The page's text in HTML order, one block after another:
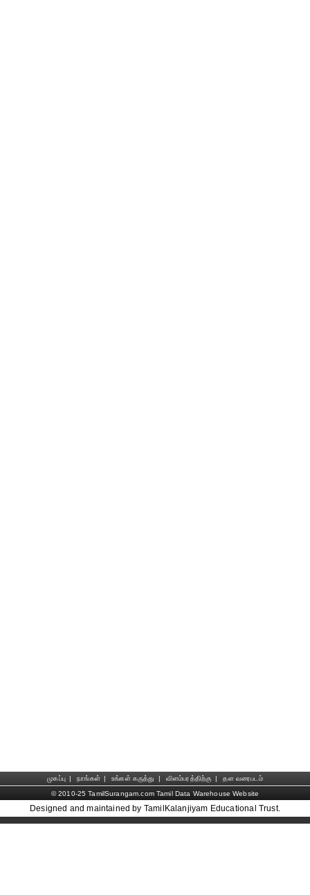
முகப்பு | நாங்கள் | உங்கள் கருத்து | விளம்பரத்திற்கு |
தள வரைபடம்
© 2010-25 TamilSurangam.com Tamil Data Warehouse Website
Designed and maintained by TamilKalanjiyam Educational Trust.